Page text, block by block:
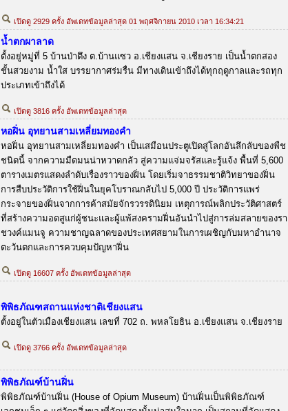
เปิดดู 2929 ครั้ง อัพเดทข้อมูลล่าสุด 01 พฤศจิกายน 2010 เวลา 16:34:21
น้ำตกผาลาด
ตั้งอยู่หมู่ที่ 5 บ้านป่าตึง ต.บ้านแซว อ.เชียงแสน จ.เชียงราย เป็นน้ำตกสอง
ชั้นสวยงาม น้ำใส บรรยากาศร่มรื่น มีทางเดินเข้าถึงได้ทุกฤดูกาลและรถทุก
ประเภทเข้าถึงได้
เปิดดู 3816 ครั้ง อัพเดทข้อมูลล่าสุด
หอฝิ่น อุทยานสามเหลี่ยมทองคำ
หอฝิ่น อุทยานสามเหลี่ยมทองคำ เป็นเสมือนประตูเปิดสู่โลกอันลึกลับของพืช
ชนิดนี้ จากความมืดมนน่าหวาดกลัว สู่ความแจ่มจรัสและรู้แจ้ง พื้นที่ 5,600
ตารางเมตรแสดงลำดับเรื่องราวของฝิ่น โดยเริ่มจาธรรมชาติวิทยาของฝิ่น
การสืบประวัติการใช้ฝิ่นในยุคโบราณกลับไป 5,000 ปี ประวัติการแพร่
กระจายของฝิ่นจากการค้าสมัยจักรวรรดินิยม เหตุการณ์พลิกประวัติศาสตร์
ที่สร้างความอดสูแก่ผู้ชนะและผู้แพ้สงครามฝิ่นอันนำไปสู่การล่มสลายของรา
ชวงค์แมนจู ความชาญฉลาดของประเทศสยามในการเผชิญกับมหาอำนาจ
ตะวันตกและการควบคุมปัญหาฝิ่น
เปิดดู 16607 ครั้ง อัพเดทข้อมูลล่าสุด
พิพิธภัณฑสถานแห่งชาติเชียงแสน
ตั้งอยู่ในตัวเมืองเชียงแสน เลขที่ 702 ถ. พหลโยธิน อ.เชียงแสน จ.เชียงราย
เปิดดู 3766 ครั้ง อัพเดทข้อมูลล่าสุด
พิพิธภัณฑ์บ้านฝิ่น
พิพิธภัณฑ์บ้านฝิ่น (House of Opium Museum) บ้านฝิ่นเป็นพิพิธภัณฑ์